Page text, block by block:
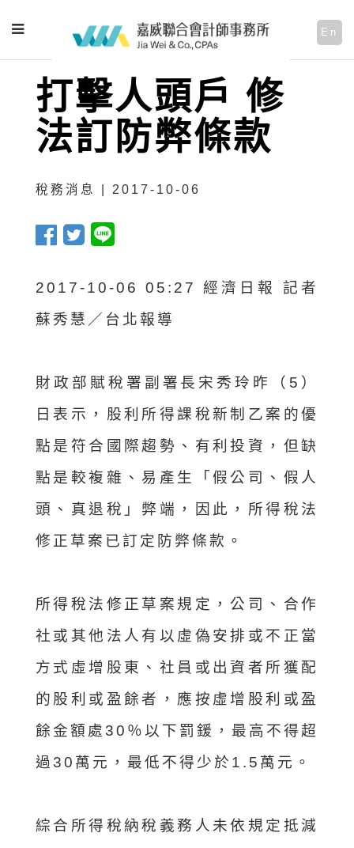
En
打擊人頭戶 修
法訂防弊條款
稅務消息 | 2017-10-06
2017-10-06 05:27 經濟日報 記者
蘇秀慧／台北報導
財政部賦稅署副署長宋秀玲昨（5）
日表示，股利所得課稅新制乙案的優
點是符合國際趨勢、有利投資，但缺
點是較複雜、易產生「假公司、假人
頭、真退稅」弊端，因此，所得稅法
修正草案已訂定防弊條款。
所得稅法修正草案規定，公司、合作
社或其他法人有以虛偽安排或不正當
方式虛增股東、社員或出資者所獲配
的股利或盈餘者，應按虛增股利或盈
餘金額處30％以下罰鍰，最高不得超
過30萬元，最低不得少於1.5萬元。
綜合所得稅納稅義務人未依規定抵減